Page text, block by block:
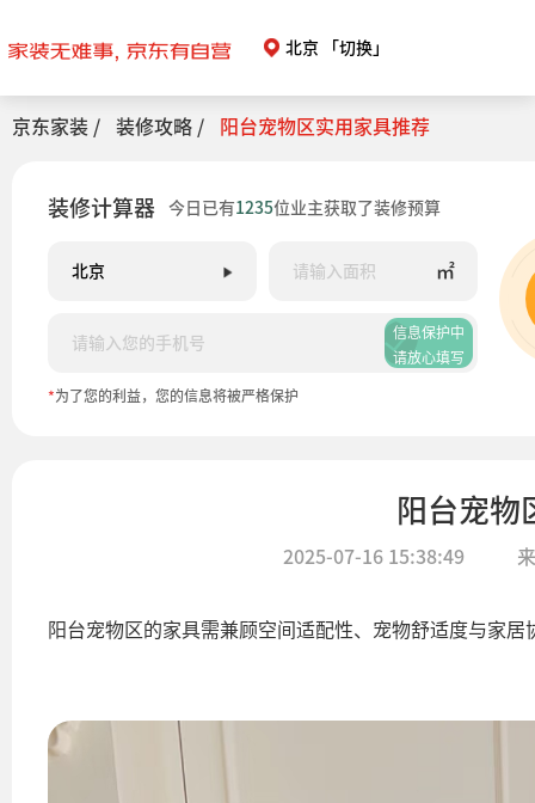
北京 「切换」
京东家装 / 装修攻略 / 阳台宠物区实用家具推荐
装修计算器 今日已有1235位业主获取了装修预算
㎡
信息保护中
请放心填写
*为了您的利益，您的信息将被严格保护
阳台宠物
2025-07-16 15:38:49
阳台宠物区的家具需兼顾空间适配性、宠物舒适度与家